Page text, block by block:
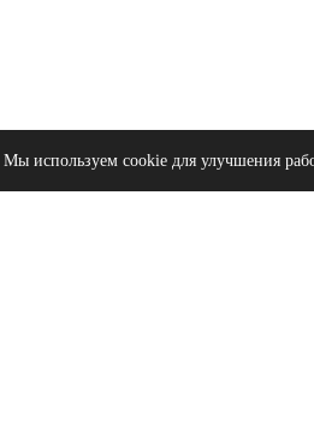
Мы используем cookie для улучшения